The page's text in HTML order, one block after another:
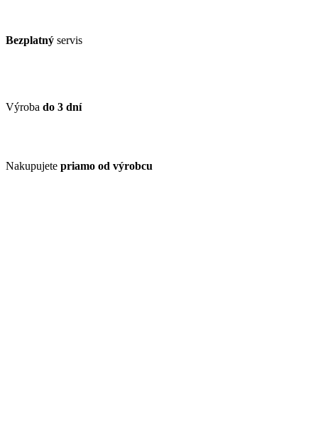
Bezplatný servis
Výroba do 3 dní
Nakupujete priamo od výrobcu